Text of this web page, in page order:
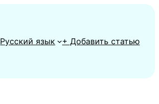
Русский язык + Добавить статью